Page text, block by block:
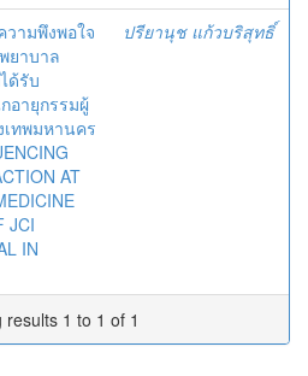
ามพึงพอใจ
ยาบาล
ด้รับ
อายุกรรมผู้
ทพมหานคร
AT
JCI
IN
ปรียานุช แก้วบริสุทธิ์
results 1 to 1 of 1